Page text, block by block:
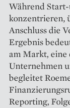
Während
konzentrieren,
Anschluss die
Ergebnis
am Markt,
Unternehmen
begleitet
Reporting,